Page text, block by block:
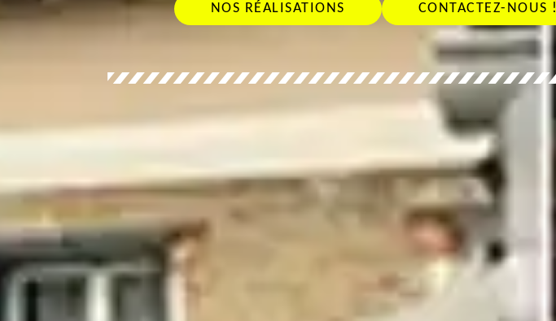
NOS RÉALISATIONS CONTACTEZ-NOUS !